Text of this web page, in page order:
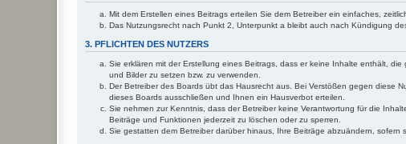
Mit dem Erstellen eines Beitrags erteilen Sie dem Betreiber ein einfaches,
Das Nutzungsrecht nach Punkt 2, Unterpunkt a bleibt auch nach Kündigung
3. PFLICHTEN DES NUTZERS
Sie erklären mit der Erstellung eines Beitrags, dass er keine Inhalte enthält,
und Bilder zu setzen bzw. zu verwenden.
Der Betreiber des Boards übt das Hausrecht aus. Bei Verstößen gegen diese
dieses Boards ausschließen und Ihnen ein Hausverbot erteilen.
Sie nehmen zur Kenntnis, dass der Betreiber keine Verantwortung für die
Beiträge und Funktionen jederzeit zu löschen oder zu sperren.
Sie gestatten dem Betreiber darüber hinaus, Ihre Beiträge abzuändern,